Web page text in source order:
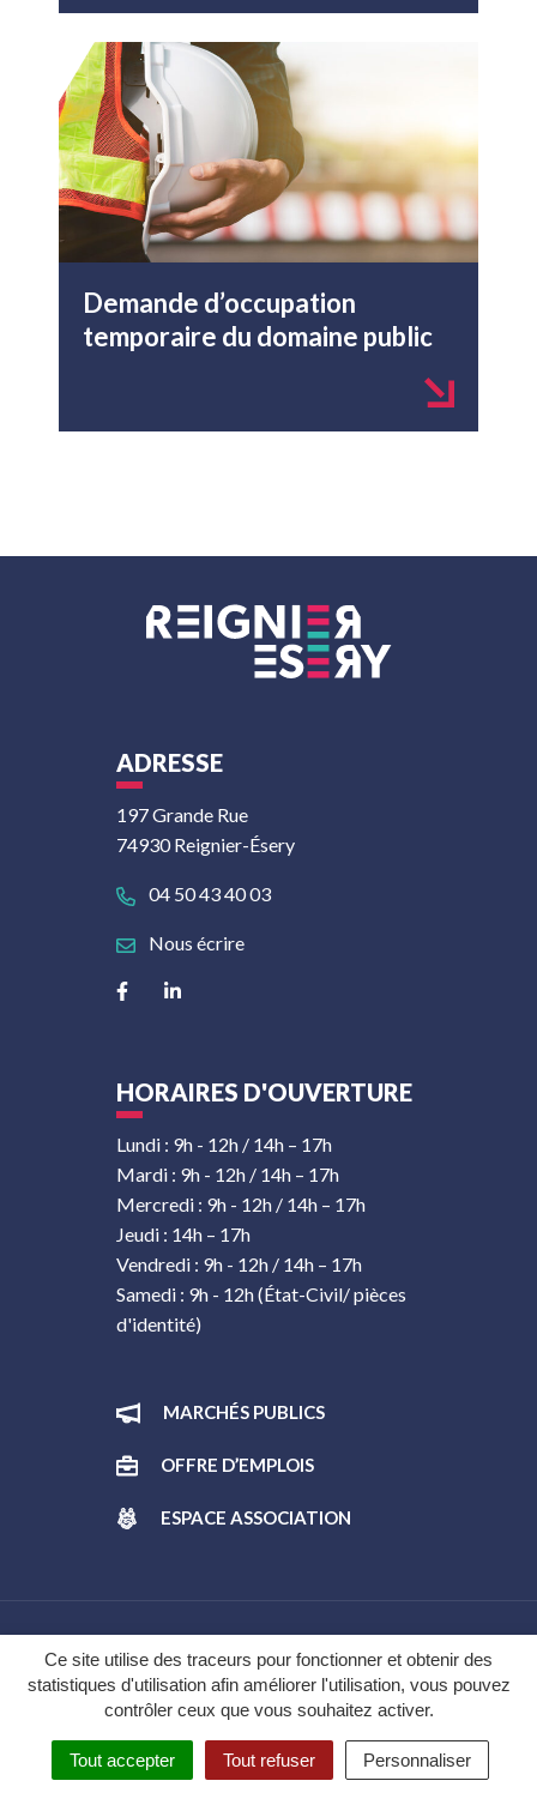
Ce site utilise des traceurs pour fonctionner et obtenir des
statistiques d'utilisation afin améliorer l'utilisation, vous pouvez
contrôler ceux que vous souhaitez activer.
Tout accepter Tout refuser Personnaliser
Demande d’occupation
temporaire du domaine public
ADRESSE
197 Grande Rue
74930 Reignier-Ésery
04 50 43 40 03
Nous écrire
Lien vers le compte Facebook
Lien vers le compte Linkedin
HORAIRES D'OUVERTURE
Lundi : 9h - 12h / 14h – 17h
Mardi : 9h - 12h / 14h – 17h
Mercredi : 9h - 12h / 14h – 17h
Jeudi : 14h – 17h
Vendredi : 9h - 12h / 14h – 17h
Samedi : 9h - 12h (État-Civil/ pièces
d'identité)
MARCHÉS PUBLICS
OFFRE D’EMPLOIS
ESPACE ASSOCIATION
Gestion des cookies
Plan du site
Mentions légales
Politique de confidentialité